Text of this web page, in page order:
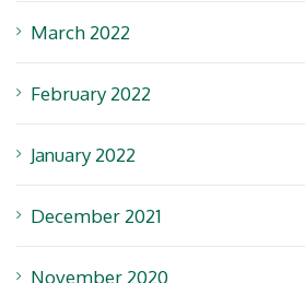
March 2022
February 2022
January 2022
December 2021
November 2020